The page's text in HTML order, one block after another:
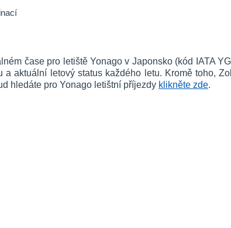
čase pro letiště Yonago v Japonsko (kód IATA
a aktuální letový status každého letu. Kromě toho,
hledáte pro Yonago letištní příjezdy klikněte zde.